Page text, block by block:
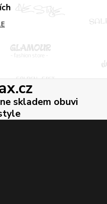
skladem obuvi